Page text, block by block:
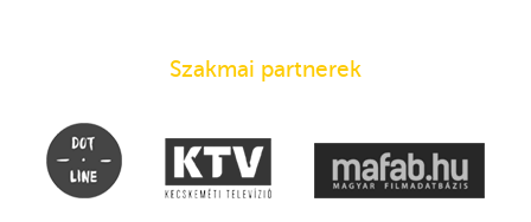
Szakmai partnerek